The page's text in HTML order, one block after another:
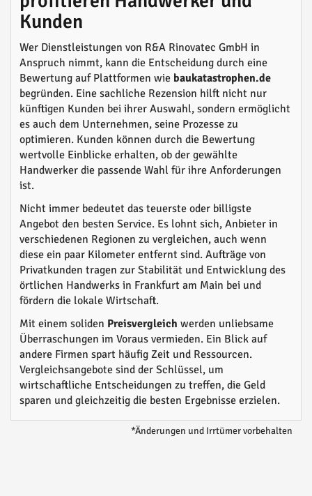
Kunden
Wer Dienstleistungen von R&A Rinovatec GmbH in
Anspruch nimmt, kann die Entscheidung durch eine
Bewertung auf Plattformen wie baukatastrophen.de
begründen. Eine sachliche Rezension hilft nicht nur
künftigen Kunden bei ihrer Auswahl, sondern ermöglicht
es auch dem Unternehmen, seine Prozesse zu
optimieren. Kunden können durch die Bewertung
wertvolle Einblicke erhalten, ob der gewählte
Handwerker die passende Wahl für ihre Anforderungen
ist.
Nicht immer bedeutet das teuerste oder billigste
Angebot den besten Service. Es lohnt sich, Anbieter in
verschiedenen Regionen zu vergleichen, auch wenn
diese ein paar Kilometer entfernt sind. Aufträge von
Privatkunden tragen zur Stabilität und Entwicklung des
örtlichen Handwerks in Frankfurt am Main bei und
fördern die lokale Wirtschaft.
Mit einem soliden Preisvergleich werden unliebsame
Überraschungen im Voraus vermieden. Ein Blick auf
andere Firmen spart häufig Zeit und Ressourcen.
Vergleichsangebote sind der Schlüssel, um
wirtschaftliche Entscheidungen zu treffen, die Geld
sparen und gleichzeitig die besten Ergebnisse erzielen.
*Änderungen und Irrtümer vorbehalten